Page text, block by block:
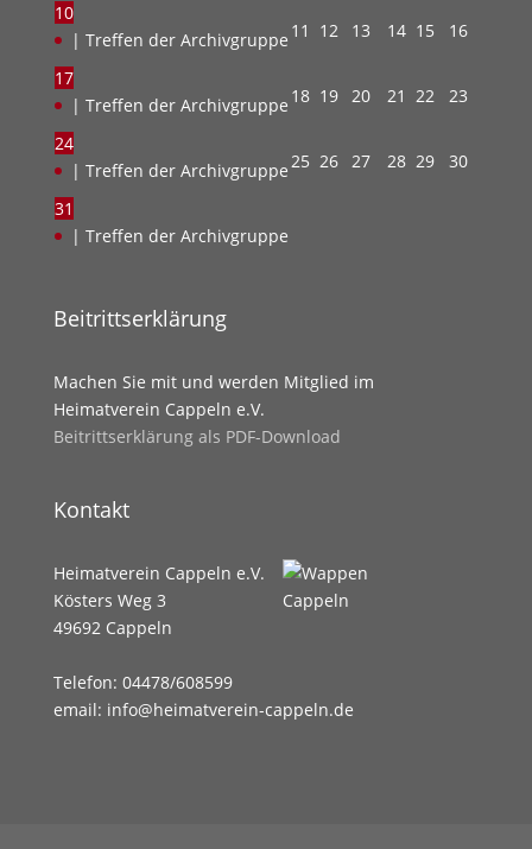
10
| Treffen der Archivgruppe 11 12 13 14 15 16
17
| Treffen der Archivgruppe 18 19 20 21 22 23
24
| Treffen der Archivgruppe25 26 27 28 29 30
31
| Treffen der Archivgruppe
Beitrittserklärung
Machen Sie mit und werden Mitglied im
Heimatverein Cappeln e.V.
Beitrittserklärung als PDF-Download
Kontakt
Heimatverein Cappeln e.V.
Kösters Weg 3
49692 Cappeln
Telefon: 04478/608599
email: info@heimatverein-cappeln.de